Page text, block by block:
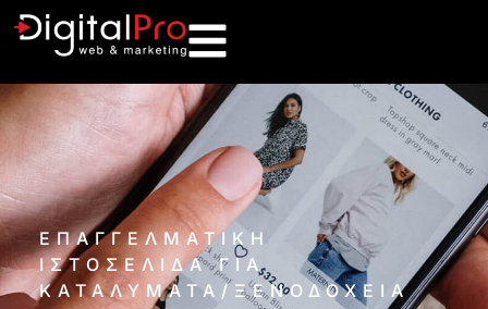
ΕΠΑΓΓΕΛΜΑΤΙΚΗ
ΙΣΤΟΣΕΛΙΔΑ ΓΙΑ
ΚΑΤΑΛΎΜΑΤΑ/ΞΕΝΟΔΟΧΕΊΑ